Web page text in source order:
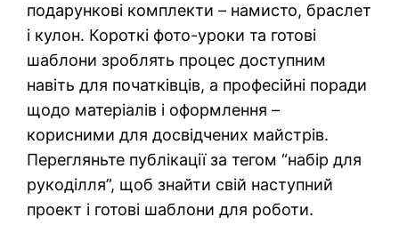
подарункові комплекти – намисто, браслет
і кулон. Короткі фото-уроки та готові
шаблони зроблять процес доступним
навіть для початківців, а професійні поради
щодо матеріалів і оформлення –
корисними для досвідчених майстрів.
Перегляньте публікації за тегом “набір для
рукоділля”, щоб знайти свій наступний
проект і готові шаблони для роботи.